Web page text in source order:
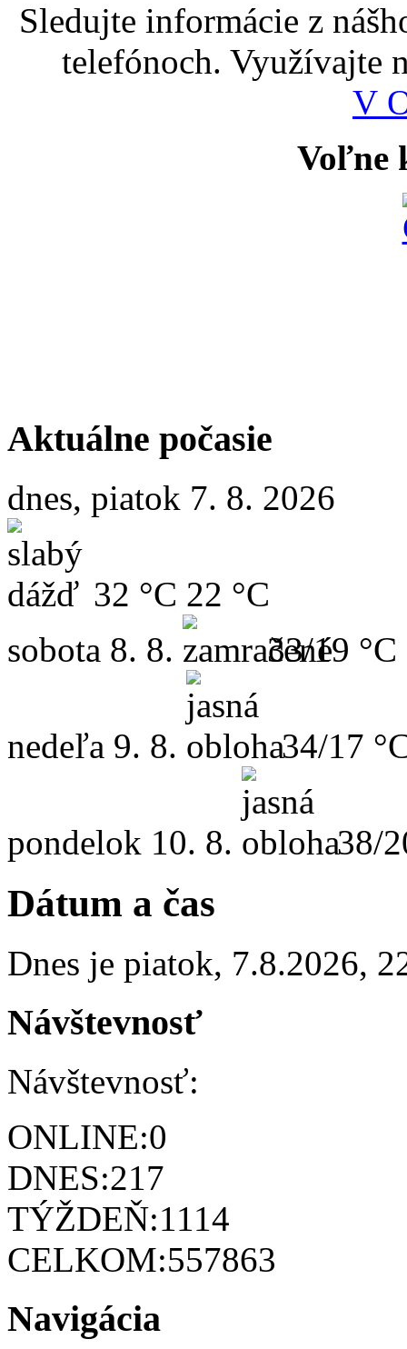
Sledujte informácie z
telefónoch. Využívajte
V
Voľne
Aktuálne počasie
dnes, piatok 7. 8. 2026
32 °C 22 °C
sobota 8. 8. 33/19 °C
nedeľa 9. 8. 34/17
pondelok 10. 8. 38/
Dátum a čas
Dnes je piatok, 7.8.2026,
Návštevnosť
Návštevnosť:
ONLINE:0
DNES:217
TÝŽDEŇ:1114
CELKOM:557863
Navigácia